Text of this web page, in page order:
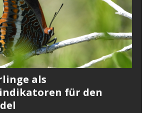
als
für den